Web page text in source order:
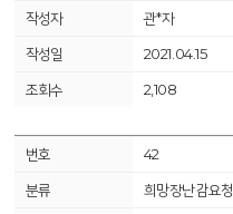
관*자
2021.04.15
2,108
42
희망장난감요청